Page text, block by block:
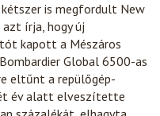
kétszer is megfordult New
írja, hogy új
kapott a Mészáros
Global 6500-as
eltűnt a repülőgép-
év alatt elveszítette